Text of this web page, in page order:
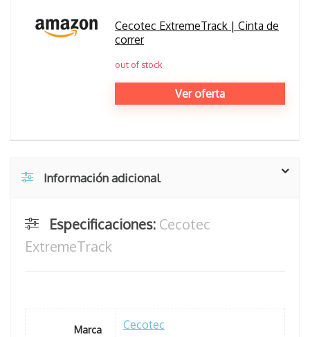
Cecotec ExtremeTrack | Cinta de
correr
out of stock
Ver oferta
Información adicional
Especificaciones: Cecotec
ExtremeTrack
Marca Cecotec